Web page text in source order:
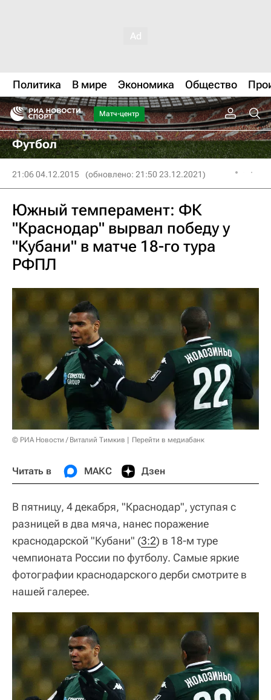
Политика В мире Экономика Общество
Матч-центр
Футбол
21:06 04.12.2015 (обновлено: 21:50 23.12.2021)
Южный темперамент: ФК
"Краснодар" вырвал победу у
"Кубани" в матче 18-го тура
РФПЛ
© РИА Новости / Виталий Тимкив Перейти в медиабанк
Читать в МАКС Дзен
В пятницу, 4 декабря, "Краснодар", уступая с
разницей в два мяча, нанес поражение
краснодарской "Кубани" (3:2) в 18-м туре
чемпионата России по футболу. Самые яркие
фотографии краснодарского дерби смотрите в
нашей галерее.